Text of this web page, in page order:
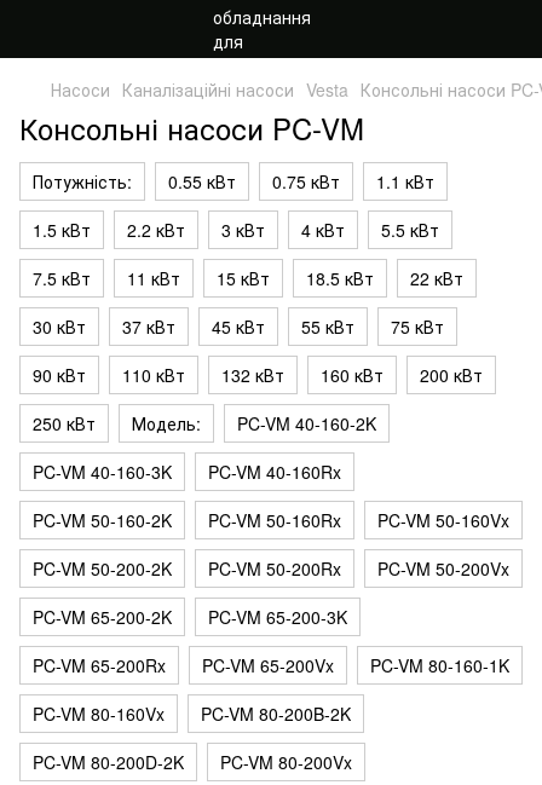
Насоси Каналізаційні насоси Vesta Консольні насоси
Консольні насоси PC-VM
Потужність: 0.55 кВт 0.75 кВт
1.1 кВт
1.5 кВт
2.2 кВт 3 кВт 4 кВт
5.5 кВт
7.5 кВт
11 кВт 15 кВт 18.5 кВт
22 кВт
30 кВт
37 кВт 45 кВт 55 кВт
75 кВт
90 кВт
110 кВт 132 кВт 160 кВт
200 кВт
250 кВт
Модель:
PC-VM 40-160-2K
PC-VM 40-160-3K
PC-VM 40-160Rx
PC-VM 50-160-2K
PC-VM 50-160Rx
PC-VM 50-160Vx
PC-VM 50-200-2K
PC-VM 50-200Rx
PC-VM 50-200Vx
PC-VM 65-200-2K
PC-VM 65-200-3K
PC-VM 65-200Rx
PC-VM 65-200Vx
PC-VM 80-160-1K
PC-VM 80-160Vx
PC-VM 80-200B-2K
PC-VM 80-200D-2K
PC-VM 80-200Vx